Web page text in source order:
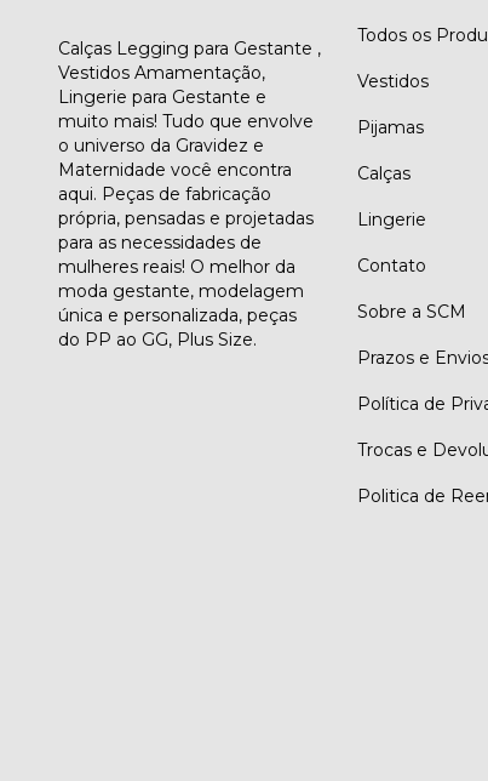
Calças Legging para Gestante ,
Vestidos Amamentação,
Lingerie para Gestante e
muito mais! Tudo que envolve
o universo da Gravidez e
Maternidade você encontra
aqui. Peças de fabricação
própria, pensadas e projetadas
para as necessidades de
mulheres reais! O melhor da
moda gestante, modelagem
única e personalizada, peças
do PP ao GG, Plus Size.
Todos os
Vestidos
Pijamas
Calças
Lingerie
Contato
Sobre a SCM
Prazos e
Política de
Trocas e
Politica de